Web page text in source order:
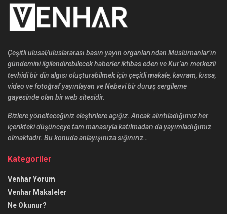
Çeşitli ulusal/uluslararası basın yayın organlarından Müslümanlar’ın
gündemini ilgilendirebilecek haberler iktibas eden ve Kur’an merkezli
tevhidi bir din algısı oluşturabilmek için çeşitli makale, kavram, kıssa,
video ve fotoğraf yayınlayan ve Nebevi bir duruş sergileme
gayesinde olan bir web sitesidir.
Bizlere yönelteceğiniz eleştirilere açığız. Ancak alıntıladığımız her
içerikteki düşünceye tam manasıyla katılmadan da yayımladığımız
olmaktadır. Bu konuda anlayışınıza sığınırız…
Kategoriler
Venhar Yorum
Venhar Makaleler
Ne Okunur?